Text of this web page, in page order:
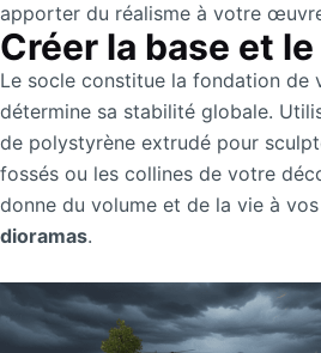
apporter du réalisme à votre
Créer la base et
Le socle constitue la fondation de
détermine sa stabilité globale.
de polystyrène extrudé pour
fossés ou les collines de votre
donne du volume et de la vie à vos
dioramas.